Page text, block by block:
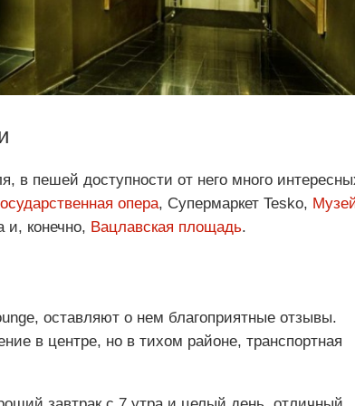
в пешей доступности от него много
опера, Супермаркет Tesko,
и, конечно, Вацлавская площадь.
оставляют о нем благоприятные отзывы.
в центре, но в тихом районе, транспортная